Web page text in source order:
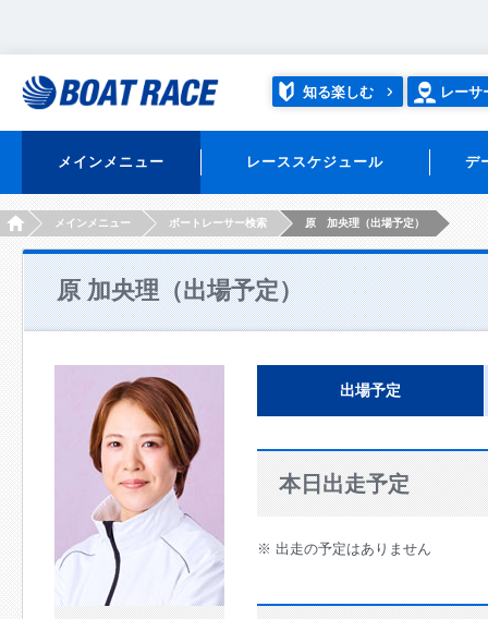
知る楽しむ レーサ
メインメニュー レーススケジュール デ
HOMEメインメニュー ボートレーサー検索 原 加央理（出場予定）
原 加央理（出場予定）
出場予定
本日出走予定
※ 出走の予定はありません